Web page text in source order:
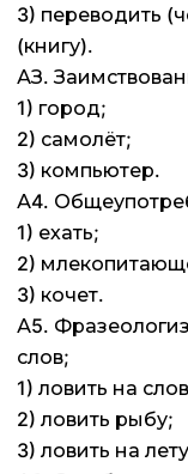
3) переводить
(книгу).
АЗ.
1) город;
2) самолёт;
3) компьютер.
А4.
1) ехать;
2)
3) кочет.
А5.
слов;
1) ловить на
2) ловить рыбу;
3) ловить на